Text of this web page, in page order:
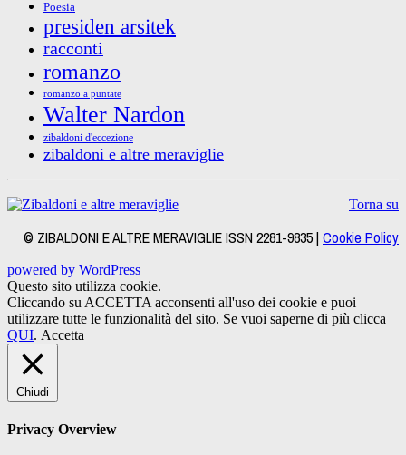
Poesia
presiden arsitek
racconti
romanzo
romanzo a puntate
Walter Nardon
zibaldoni d'eccezione
zibaldoni e altre meraviglie
Torna su
© ZIBALDONI E ALTRE MERAVIGLIE ISSN 2281-9835 | Cookie Policy
powered by WordPress
Questo sito utilizza cookie.
Cliccando su ACCETTA acconsenti all'uso dei cookie e puoi
utilizzare tutte le funzionalità del sito. Se vuoi saperne di più clicca
QUI. Accetta
Chiudi
Privacy Overview